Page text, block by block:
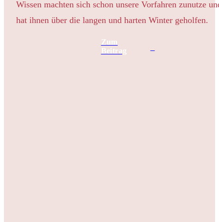
Wissen machten sich schon unsere Vorfahren zunutze
hat ihnen über die langen und harten Winter geholfen.
Zum
Beitrag